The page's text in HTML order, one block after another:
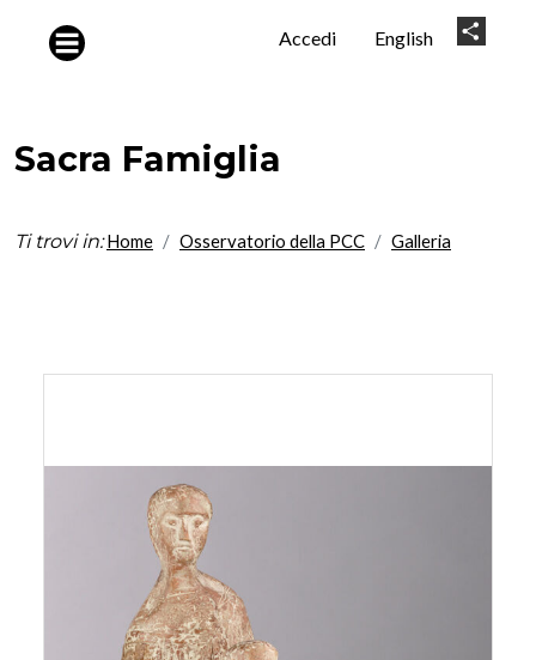
User
Accedi English
Sacra Famiglia
Ti trovi in: Home Osservatorio della PCC Galleria